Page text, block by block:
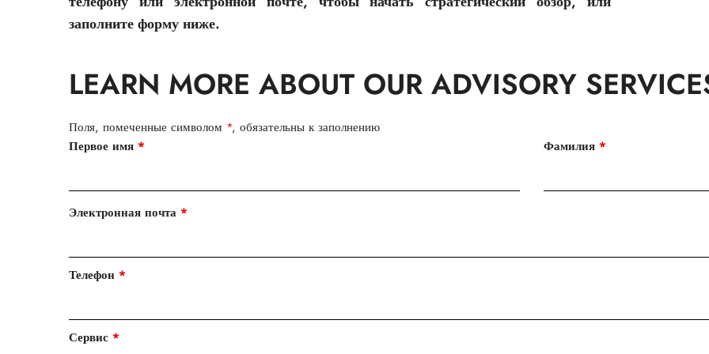
заполните форму ниже.
LEARN MORE ABOUT OUR ADVISORY
Поля, помеченные символом *, обязательны к заполнению
Первое имя * Фамилия *
Электронная почта *
Телефон *
Сервис *